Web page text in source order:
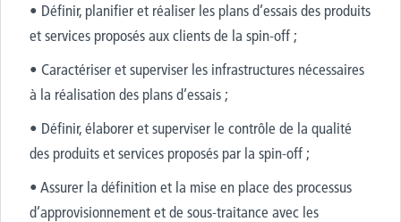
• Définir, planifier et réaliser les plans d’essais des produits
et services proposés aux clients de la spin-off ;
• Caractériser et superviser les infrastructures nécessaires
à la réalisation des plans d’essais ;
• Définir, élaborer et superviser le contrôle de la qualité
des produits et services proposés par la spin-off ;
• Assurer la définition et la mise en place des processus
d’approvisionnement et de sous-traitance avec les